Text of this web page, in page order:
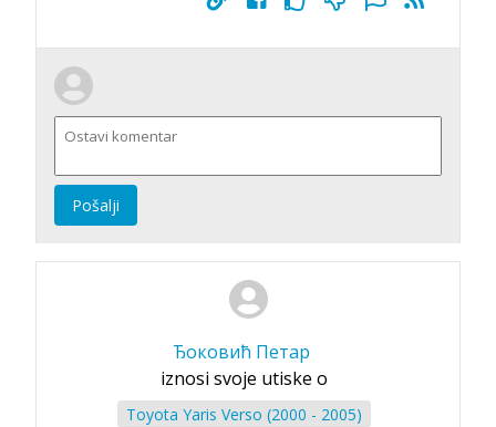
Pošalji
Ђоковић Петар
iznosi svoje utiske o
Toyota Yaris Verso (2000 - 2005)